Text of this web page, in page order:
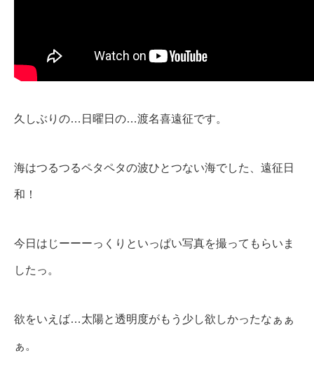
久しぶりの…日曜日の…渡名喜遠征です。
海はつるつるペタペタの波ひとつない海でした、遠征日
和！
今日はじーーーっくりといっぱい写真を撮ってもらいま
したっ。
欲をいえば…太陽と透明度がもう少し欲しかったなぁぁ
ぁ。